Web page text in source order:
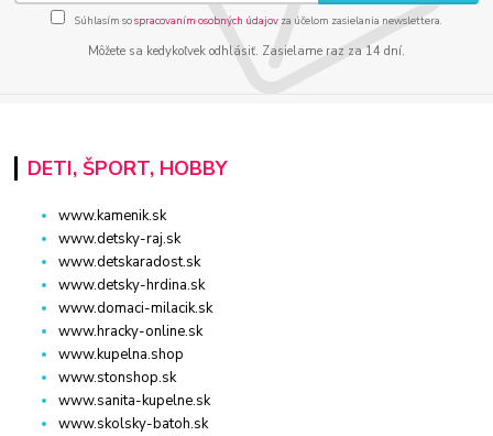
Súhlasím sospracovaním osobných údajov za účelom zasielania newslettera.
Môžete sa kedykoľvek odhlásiť. Zasielame raz za 14 dní.
DETI, ŠPORT, HOBBY
www.kamenik.sk
www.detsky-raj.sk
www.detskaradost.sk
www.detsky-hrdina.sk
www.domaci-milacik.sk
www.hracky-online.sk
www.kupelna.shop
www.stonshop.sk
www.sanita-kupelne.sk
www.skolsky-batoh.sk